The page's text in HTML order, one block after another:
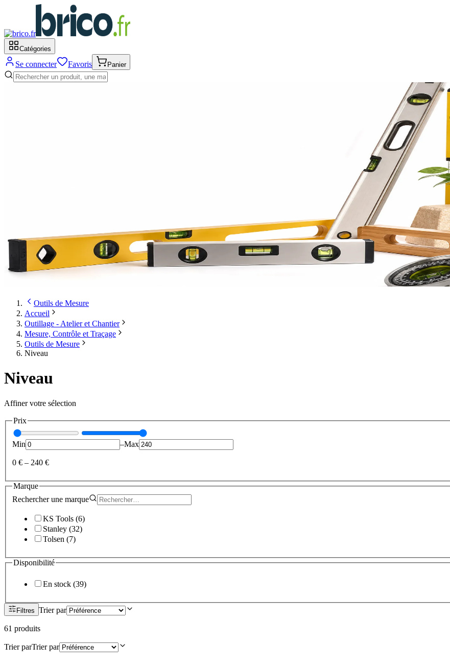
Catégories
Se connecter Favoris Panier
Outils de Mesure
Accueil
Outillage - Atelier et Chantier
Mesure, Contrôle et Traçage
Outils de Mesure
Niveau
Niveau
Affiner votre sélection
Prix
Min –Max
0 € – 240 €
Marque
Rechercher une marque
KS Tools (6)
Stanley (32)
Tolsen (7)
Disponibilité
En stock (39)
Filtres Trier par
61 produits
Trier parTrier par